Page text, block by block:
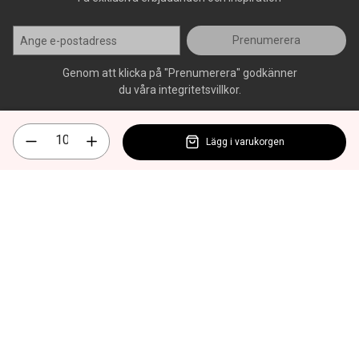
Prenumerera
Genom att klicka på "Prenumerera" godkänner
du våra integritetsvillkor.
Lägg i varukorgen